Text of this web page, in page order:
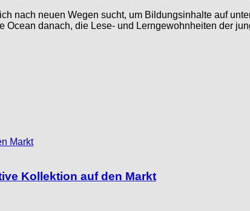
nach neuen Wegen sucht, um Bildungsinhalte auf
danach, die Lese- und Lerngewohnheiten der
Kollektion auf den Markt